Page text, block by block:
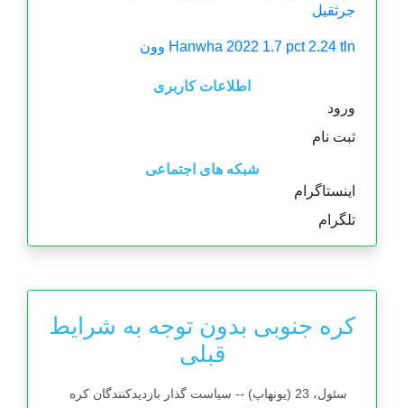
جرثقیل
Hanwha 2022 1.7 pct 2.24 tln وون
اطلاعات کاربری
ورود
ثبت نام
شبکه های اجتماعی
اینستاگرام
تلگرام
کره جنوبی بدون توجه به شرایط
قبلی
سئول، 23 (یونهاپ) -- سیاست گذار بازدیدکنندگان کره